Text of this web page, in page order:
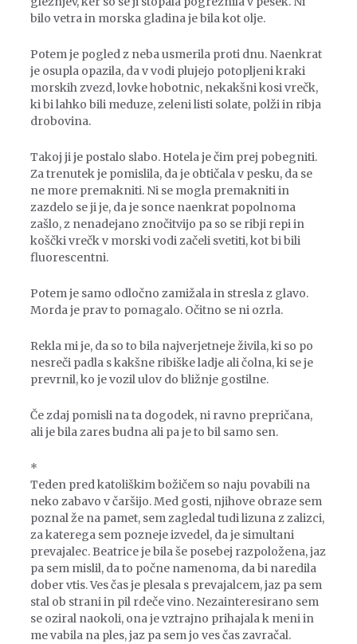
bilo vetra in morska gladina je bila kot olje.
Potem je pogled z neba usmerila proti dnu. Naenkrat
je osupla opazila, da v vodi plujejo potopljeni kraki
morskih zvezd, lovke hobotnic, nekakšni kosi vrečk,
ki bi lahko bili meduze, zeleni listi solate, polži in ribja
drobovina.
Takoj ji je postalo slabo. Hotela je čim prej pobegniti.
Za trenutek je pomislila, da je obtičala v pesku, da se
ne more premakniti. Ni se mogla premakniti in
zazdelo se ji je, da je sonce naenkrat popolnoma
zašlo, z nenadejano znočitvijo pa so se ribji repi in
koščki vrečk v morski vodi začeli svetiti, kot bi bili
fluorescentni.
Potem je samo odločno zamižala in stresla z glavo.
Morda je prav to pomagalo. Očitno se ni ozrla.
Rekla mi je, da so to bila najverjetneje živila, ki so po
nesreči padla s kakšne ribiške ladje ali čolna, ki se je
prevrnil, ko je vozil ulov do bližnje gostilne.
Če zdaj pomisli na ta dogodek, ni ravno prepričana,
ali je bila zares budna ali pa je to bil samo sen.
*
Teden pred katoliškim božičem so naju povabili na
neko zabavo v čaršijo. Med gosti, njihove obraze sem
poznal že na pamet, sem zagledal tudi lizuna z zalizci,
za katerega sem pozneje izvedel, da je simultani
prevajalec. Beatrice je bila še posebej razpoložena, jaz
pa sem mislil, da to počne namenoma, da bi naredila
dober vtis. Ves čas je plesala s prevajalcem, jaz pa sem
stal ob strani in pil rdeče vino. Nezainteresirano sem
se oziral naokoli, ona je vztrajno prihajala k meni in
me vabila na ples, jaz pa sem jo ves čas zavračal.